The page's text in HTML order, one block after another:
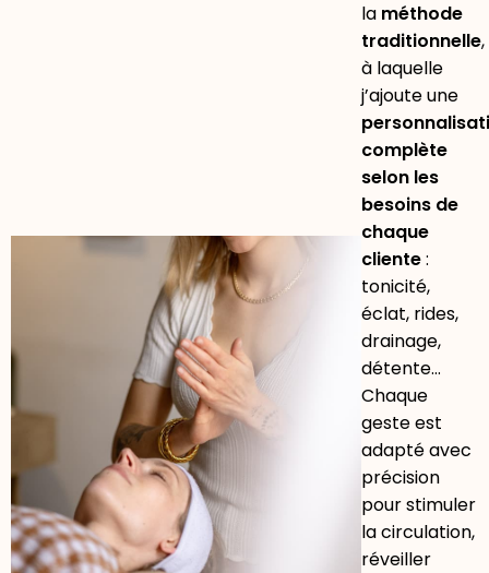
la méthode
traditionnelle,
à laquelle
j’ajoute une
complète
selon les
besoins de
chaque
cliente:
tonicité,
éclat, rides,
drainage,
détente…
Chaque
geste est
adapté avec
précision
pour stimuler
la circulation,
réveiller